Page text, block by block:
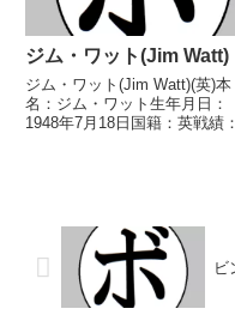
ジム・ワット(Jim Watt)
ジム・ワット(Jim Watt)(英)本
名：ジム・ワット生年月日：
1948年7月18日国籍：英戦績
ビ